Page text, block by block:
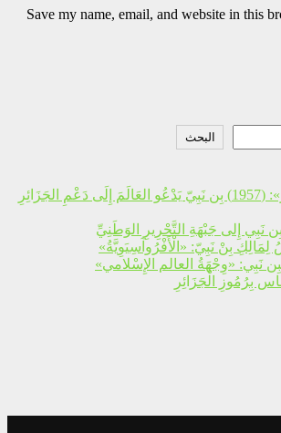
Save my name, email, and website in this
البحث
«أَنْقِذُوا الجَزَائِر»: (1957) بِن نَبِيّ يَدْعُو العَالَمَ إِلَى دَعْمِ الجَزَائِرِ
لِمَالِكِ بِنْ نَبِيّ: «الْأَفْرُوآسِيَوِيَّةُ»
نَبِي: «وِجْهَةُ العالم الإِسْلامي»
بِرُمُوزِ الْجَزَائِرِ